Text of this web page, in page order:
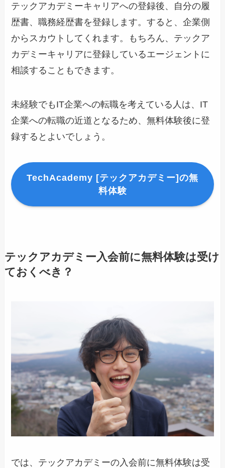
テックアカデミーキャリアへの登録後、自分の履
歴書、職務経歴書を登録します。すると、企業側
からスカウトしてくれます。もちろん、テックア
カデミーキャリアに登録しているエージェントに
相談することもできます。
未経験でもIT企業への転職を考えている人は、IT
企業への転職の近道となるため、無料体験後に登
録するとよいでしょう。
TechAcademy [テックアカデミー]の無
料体験
テックアカデミー入会前に無料体験は受け
ておくべき？
では、テックアカデミーの入会前に無料体験は受